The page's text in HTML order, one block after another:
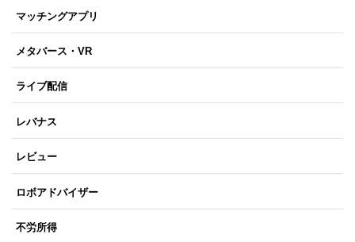
マッチングアプリ
メタバース・VR
ライブ配信
レバナス
レビュー
ロボアドバイザー
不労所得